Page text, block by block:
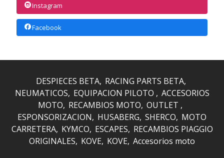
Instagram
Facebook
DESPIECES BETA RACING PARTS BETA
NEUMATICOS EQUIPACION PILOTO
ACCESORIOS
MOTO RECAMBIOS MOTO OUTLET
ESPONSORIZACION
HUSABERG SHERCO MOTO
CARRETERA KYMCO ESCAPES RECAMBIOS PIAGGIO
ORIGINALES KOVE KOVE Accesorios moto